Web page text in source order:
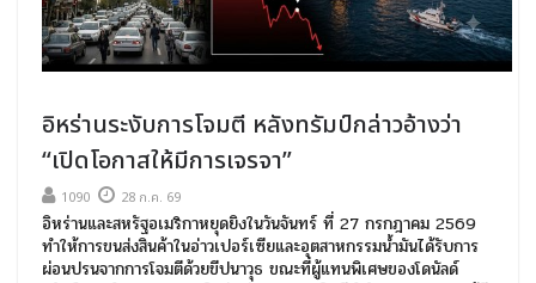
อิหร่านระงับการโจมตี หลังทรัมป์กล่าวอ้างว่า
“เปิดโอกาสให้มีการเจรจา”
1090 28 ก.ค. 69
อิหร่านและสหรัฐอเมริกาหยุดยิงในวันจันทร์ ที่ 27 กรกฎาคม 2569
ทำให้การขนส่งสินค้าในอ่าวเปอร์เซียและอุตสาหกรรมน้ำมันได้รับการ
ผ่อนปรนจากการโจมตีด้วยขีปนาวุธ ขณะที่ผู้แทนพิเศษของโดนัลด์